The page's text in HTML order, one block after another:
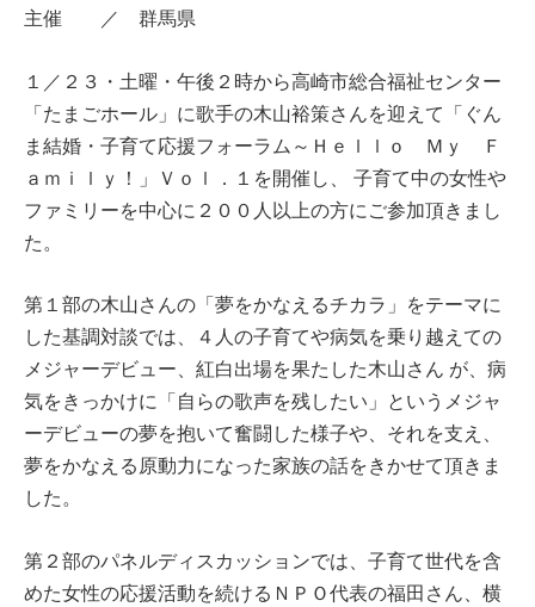
主催 ／ 群馬県
１／２３・土曜・午後２時から高崎市総合福祉センター
「たまごホール」に歌手の木山裕策さんを迎えて「ぐん
ま結婚・子育て応援フォーラム～Ｈｅｌｌｏ Ｍｙ Ｆ
ａｍｉｌｙ！」Ｖｏｌ．１を開催し、 子育て中の女性や
ファミリーを中心に２００人以上の方にご参加頂きまし
た。
第１部の木山さんの「夢をかなえるチカラ」をテーマに
した基調対談では、４人の子育てや病気を乗り越えての
メジャーデビュー、紅白出場を果たした木山さん が、病
気をきっかけに「自らの歌声を残したい」というメジャ
ーデビューの夢を抱いて奮闘した様子や、それを支え、
夢をかなえる原動力になった家族の話をきかせて頂きま
した。
第２部のパネルディスカッションでは、子育て世代を含
めた女性の応援活動を続けるＮＰＯ代表の福田さん、横